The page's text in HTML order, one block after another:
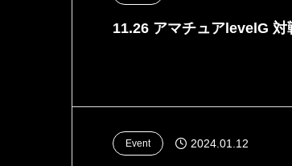
11.26 アマチュアlevelG 対
Event 2024.01.12